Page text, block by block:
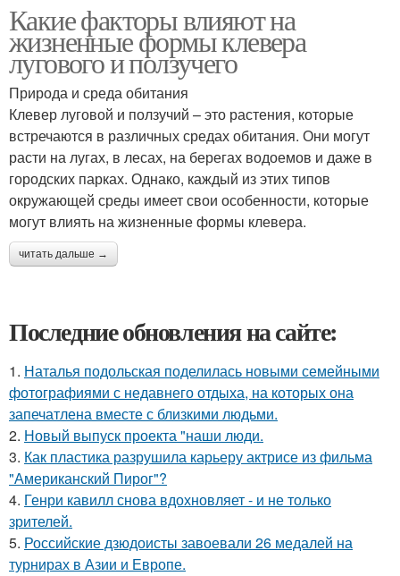
Какие факторы влияют на
жизненные формы клевера
лугового и ползучего
Природа и среда обитания
Клевер луговой и ползучий – это растения, которые
встречаются в различных средах обитания. Они могут
расти на лугах, в лесах, на берегах водоемов и даже в
городских парках. Однако, каждый из этих типов
окружающей среды имеет свои особенности, которые
могут влиять на жизненные формы клевера.
читать дальше →
Последние обновления на сайте:
1. Наталья подольская поделилась новыми семейными
фотографиями с недавнего отдыха, на которых она
запечатлена вместе с близкими людьми.
2. Новый выпуск проекта "наши люди.
3. Как пластика разрушила карьеру актрисе из фильма
"Американский Пирог"?
4. Генри кавилл снова вдохновляет - и не только
зрителей.
5. Российские дзюдоисты завоевали 26 медалей на
турнирах в Азии и Европе.